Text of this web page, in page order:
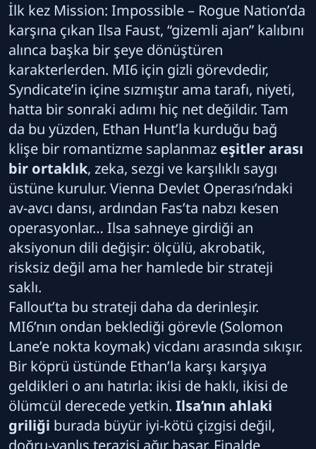
İlk kez Mission: Impossible – Rogue Nation’da
karşına çıkan Ilsa Faust, “gizemli ajan” kalıbını
alınca başka bir şeye dönüştüren
karakterlerden. MI6 için gizli görevdedir,
Syndicate’in içine sızmıştır ama tarafı, niyeti,
hatta bir sonraki adımı hiç net değildir. Tam
da bu yüzden, Ethan Hunt’la kurduğu bağ
klişe bir romantizme saplanmaz eşitler arası
bir ortaklık, zeka, sezgi ve karşılıklı saygı
üstüne kurulur. Vienna Devlet Operası’ndaki
av-avcı dansı, ardından Fas’ta nabzı kesen
operasyonlar… Ilsa sahneye girdiği an
aksiyonun dili değişir: ölçülü, akrobatik,
risksiz değil ama her hamlede bir strateji
saklı.
Fallout’ta bu strateji daha da derinleşir.
MI6’nın ondan beklediği görevle (Solomon
Lane’e nokta koymak) vicdanı arasında sıkışır.
Bir köprü üstünde Ethan’la karşı karşıya
geldikleri o anı hatırla: ikisi de haklı, ikisi de
ölümcül derecede yetkin. Ilsa’nın ahlaki
griliği burada büyür iyi-kötü çizgisi değil,
doğru-yanlış terazisi ağır basar. Finalde